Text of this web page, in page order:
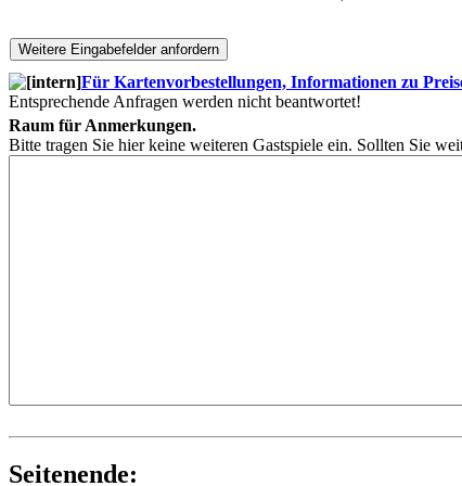
Für Kartenvorbestellungen, Informationen zu
Entsprechende Anfragen werden nicht beantwortet!
Raum für Anmerkungen.
Bitte tragen Sie hier keine weiteren Gastspiele ein. Sollten Sie
Seitenende: